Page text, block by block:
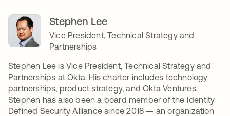
Stephen Lee
Vice President, Technical Strategy and
Partnerships
Stephen Lee is Vice President, Technical Strategy and
Partnerships at Okta. His charter includes technology
partnerships, product strategy, and Okta Ventures.
Stephen has also been a board member of the Identity
Defined Security Alliance since 2018 — an organization